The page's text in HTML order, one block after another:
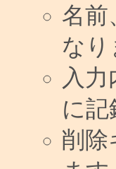
名前
なり
入
に記
削除